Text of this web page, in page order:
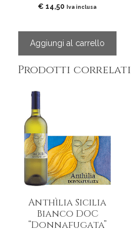
€ 14,50 Iva inclusa
Aggiungi al carrello
Prodotti correlati
Anthìlia Sicilia
Bianco DOC
“Donnafugata”
Questo
prodotto
varianti.
Le
opzioni
possono
scelte
pagina